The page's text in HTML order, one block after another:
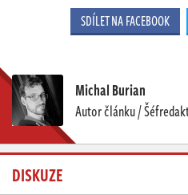
SDÍLET NA FACEBOOK
Michal Burian
Autor článku /
DISKUZE